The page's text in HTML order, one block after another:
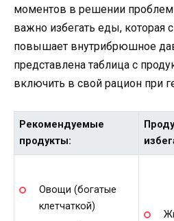
моментов в решении
важно избегать еды, которая
повышает внутрибрюшное
представлена таблица с
включить в свой рацион при
Рекомендуемые
продукты:
Овощи (богатые
клетчаткой)